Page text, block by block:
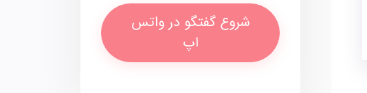
شروع گفتگو در واتس
اپ